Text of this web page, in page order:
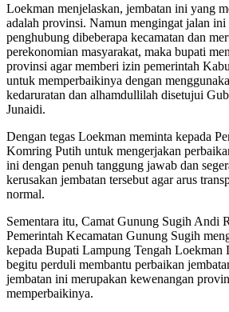
Loekman menjelaskan, jembatan ini yang
adalah provinsi. Namun mengingat jalan
penghubung dibeberapa kecamatan dan
perekonomian masyarakat, maka bupati
provinsi agar memberi izin pemerintah
untuk memperbaikinya dengan
kedaruratan dan alhamdullilah disetujui
Junaidi.
Dengan tegas Loekman meminta kepada
Komring Putih untuk mengerjakan
ini dengan penuh tanggung jawab dan
kerusakan jembatan tersebut agar arus
normal.
Sementara itu, Camat Gunung Sugih Andi
Pemerintah Kecamatan Gunung Sugih
kepada Bupati Lampung Tengah Loekman
begitu perduli membantu perbaikan
jembatan ini merupakan kewenangan
memperbaikinya.